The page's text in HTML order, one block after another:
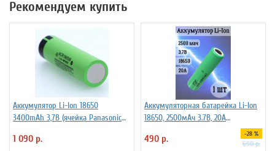
Рекомендуем купить
Аккумулятор Li-Ion 18650
3400mAh 3,7В (ячейка Panasonic
1 090 р.
Аккумуляторная батарейка Li-Ion
18650, 2500мАч 3.7В, 20A
490 р. -28 %
690 р.